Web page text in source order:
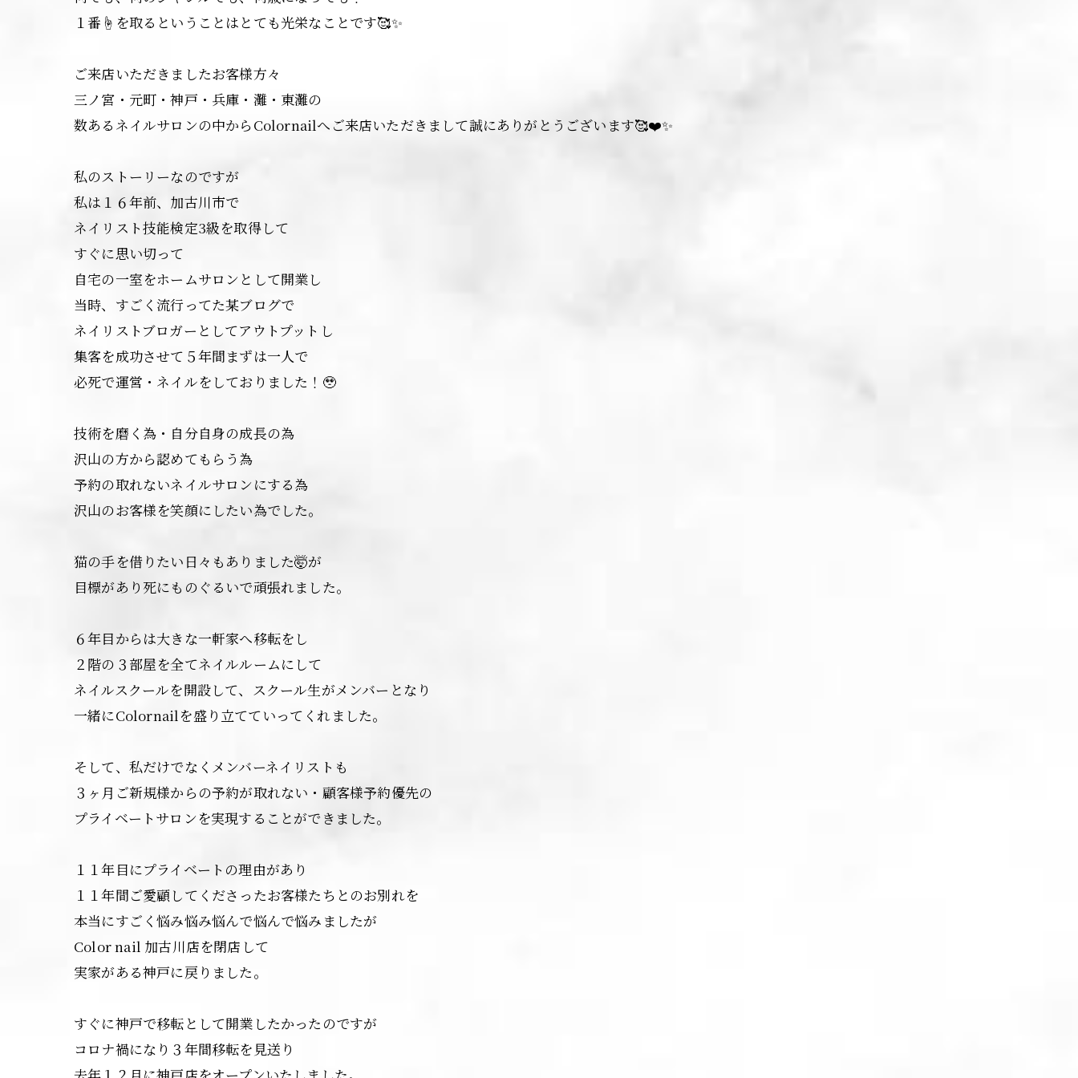
１番☝️を取るということはとても光栄なことです🥰✨
ご来店いただきましたお客様方々
三ノ宮・元町・神戸・兵庫・灘・東灘の
数あるネイルサロンの中からColornailへご来店いただきまして誠にありがとうございます🥰❤️✨
私のストーリーなのですが
私は１６年前、加古川市で
ネイリスト技能検定3級を取得して
すぐに思い切って
自宅の一室をホームサロンとして開業し
当時、すごく流行ってた某ブログで
ネイリストブロガーとしてアウトプットし
集客を成功させて５年間まずは一人で
必死で運営・ネイルをしておりました！🥹
技術を磨く為・自分自身の成長の為
沢山の方から認めてもらう為
予約の取れないネイルサロンにする為
沢山のお客様を笑顔にしたい為でした。
猫の手を借りたい日々もありました🤯が
目標があり死にものぐるいで頑張れました。
６年目からは大きな一軒家へ移転をし
２階の３部屋を全てネイルルームにして
ネイルスクールを開設して、スクール生がメンバーとなり
一緒にColornailを盛り立てていってくれました。
そして、私だけでなくメンバーネイリストも
３ヶ月ご新規様からの予約が取れない・顧客様予約優先の
プライベートサロンを実現することができました。
１１年目にプライベートの理由があり
１１年間ご愛顧してくださったお客様たちとのお別れを
本当にすごく悩み悩み悩んで悩んで悩みましたが
Color nail 加古川店を閉店して
実家がある神戸に戻りました。
すぐに神戸で移転として開業したかったのですが
コロナ禍になり３年間移転を見送り